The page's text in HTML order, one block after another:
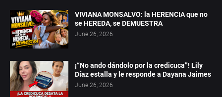
VIVIANA MONSALVO: la HERENCIA que no
se HEREDA, se DEMUESTRA
June 26, 2026
¡“No ando dándolo por la credicuca”! Lily
Díaz estalla y le responde a Dayana Jaimes
June 26, 2026